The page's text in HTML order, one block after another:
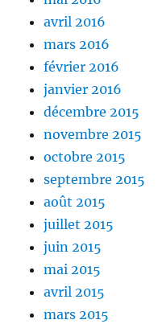
avril 2016
mars 2016
février 2016
janvier 2016
décembre 2015
novembre 2015
octobre 2015
septembre 2015
août 2015
juillet 2015
juin 2015
mai 2015
avril 2015
mars 2015